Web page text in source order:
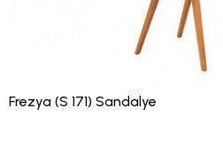
Frezya (S 171) Sandalye